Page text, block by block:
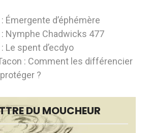
Émergente d’éphémère
Nymphe Chadwicks 477
Le spent d’ecdyo
: Comment les différencier
?
DU MOUCHEUR